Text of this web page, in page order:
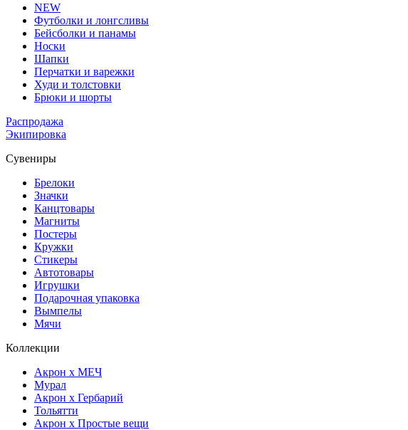
NEW
Футболки и лонгсливы
Бейсболки и панамы
Носки
Шапки
Перчатки и варежки
Худи и толстовки
Брюки и шорты
Распродажа
Экипировка
Сувениры
Брелоки
Значки
Канцтовары
Магниты
Постеры
Кружки
Стикеры
Автотовары
Игрушки
Подарочная упаковка
Вымпелы
Мячи
Коллекции
Акрон x МЕЧ
Мурал
Акрон x Гербарий
Тольятти
Акрон x Простые вещи